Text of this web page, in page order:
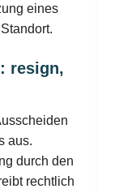
eines
resign,
aus.
durch den
rechtlich